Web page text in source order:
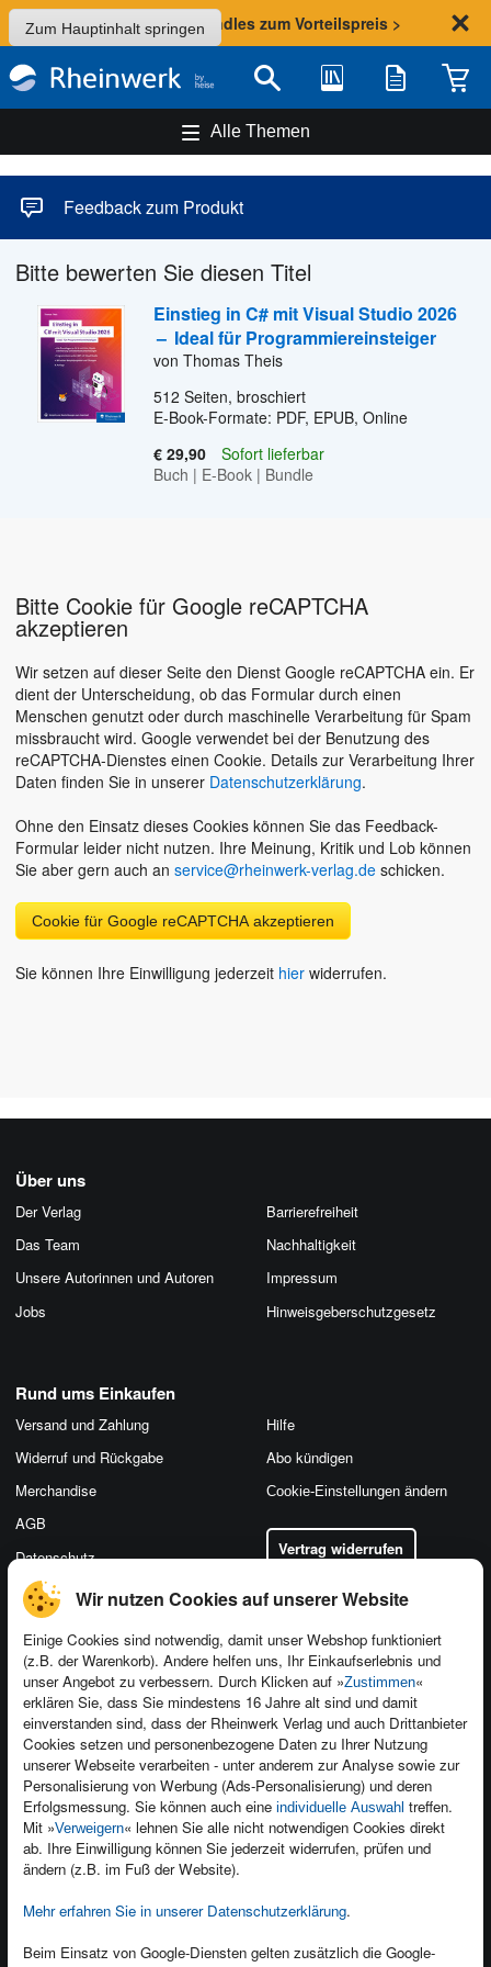
Wir nutzen Cookies auf unserer Website
Einige Cookies sind notwendig, damit unser Webshop funktioniert
(z.B. der Warenkorb). Andere helfen uns, Ihr Einkaufserlebnis und
unser Angebot zu verbessern. Durch Klicken auf »Zustimmen«
erklären Sie, dass Sie mindestens 16 Jahre alt sind und damit
einverstanden sind, dass der Rheinwerk Verlag und auch Drittanbieter
Cookies setzen und personenbezogene Daten zu Ihrer Nutzung
unserer Webseite verarbeiten - unter anderem zur Analyse sowie zur
Personalisierung von Werbung (Ads-Personalisierung) und deren
Erfolgsmessung. Sie können auch eine individuelle Auswahl treffen.
Mit »Verweigern« lehnen Sie alle nicht notwendigen Cookies direkt
ab. Ihre Einwilligung können Sie jederzeit widerrufen, prüfen und
ändern (z.B. im Fuß der Website).
Mehr erfahren Sie in unserer Datenschutzerklärung.
Beim Einsatz von Google-Diensten gelten zusätzlich die Google-
Zum Hauptinhalt springen
Sommer-Aktion: Bundles zum Vorteilspreis >
Suche Bibliothek Merkliste
Alle Themen
Feedback zum Produkt
Bitte bewerten Sie diesen Titel
Einstieg in C# mit Visual Studio 2026
– Ideal für Programmiereinsteiger
von Thomas Theis
512 Seiten, broschiert
E-Book-Formate: PDF, EPUB, Online
€ 29,90
Sofort lieferbar
Buch | E-Book | Bundle
Bitte Cookie für Google reCAPTCHA
akzeptieren
Wir setzen auf dieser Seite den Dienst Google reCAPTCHA ein. Er
dient der Unterscheidung, ob das Formular durch einen
Menschen genutzt oder durch maschinelle Verarbeitung für Spam
missbraucht wird. Google verwendet bei der Benutzung des
reCAPTCHA-Dienstes einen Cookie. Details zur Verarbeitung Ihrer
Daten finden Sie in unserer Datenschutzerklärung.
Ohne den Einsatz dieses Cookies können Sie das Feedback-
Formular leider nicht nutzen. Ihre Meinung, Kritik und Lob können
Sie aber gern auch an service@rheinwerk-verlag.de schicken.
Cookie für Google reCAPTCHA akzeptieren
Sie können Ihre Einwilligung jederzeit hier widerrufen.
Über uns
Der Verlag
Das Team
Unsere Autorinnen und Autoren
Jobs
Barrierefreiheit
Nachhaltigkeit
Impressum
Hinweis­geber­schutz­gesetz
Kontakt
Newsletter
Für Unternehmen
Presseservice
Dozentenservice
Produktfeedback
Foreign Rights
Ein Buch schreiben
Rund ums Einkaufen
Versand und Zahlung
Widerruf und Rückgabe
Merchandise
AGB
Datenschutz
Hilfe
Abo kündigen
Cookie-Einstellungen ändern
Vertrag widerrufen
Kundenservice
Wir sind gerne für Sie da!